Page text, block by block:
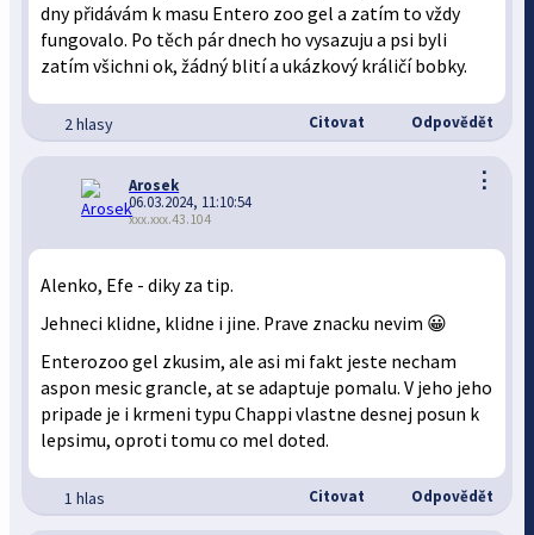
dny přidávám k masu Entero zoo gel a zatím to vždy
fungovalo. Po těch pár dnech ho vysazuju a psi byli
zatím všichni ok, žádný blití a ukázkový králičí bobky.
2 hlasy Citovat Odpovědět
⋮
Arosek
06.03.2024, 11:10:54
xxx.xxx.43.104
Alenko, Efe - diky za tip.
Jehneci klidne, klidne i jine. Prave znacku nevim 😀
Enterozoo gel zkusim, ale asi mi fakt jeste necham
aspon mesic grancle, at se adaptuje pomalu. V jeho jeho
pripade je i krmeni typu Chappi vlastne desnej posun k
lepsimu, oproti tomu co mel doted.
1 hlas Citovat Odpovědět